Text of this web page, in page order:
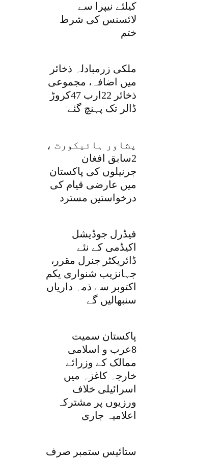
کیلئے نیپرا سے
لائسنس کی شرط
ختم
ملکی زرمبادلہ ذخائر
میں اضافہ، مجموعی
ذخائر 22ارب 47کروڑ
ڈالر تک پہنچ گئے
پشاور ہائیکورٹ ،
2سابق افغان
جرنیلوں کی پاکستان
میں عارضی قیام کی
درخواستیں مسترد
فیڈرل جوڈیشل
اکیڈمی کے نئے
ڈائریکٹر جنرل مقرر،
جہانزیب شنواری یکم
اکتوبر سے ذمہ داریاں
سنبھالیں گے
پاکستان سمیت
8عرب و اسلامی
ممالک کے وزرائے
خارجہ کاغزہ میں
اسرائیلی خلاف
ورزیوں پر مشترکہ
اعلامیہ جاری
ستائیس ستمبر صرف